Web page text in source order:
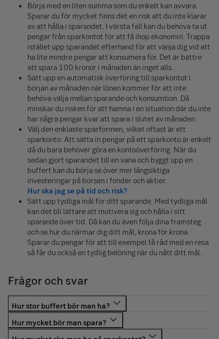
Börja med en liten summa som du enkelt kan avvara.
Sparar du för mycket finns det en risk att du inte klarar
av att hålla i sparandet. I värsta fall kan du behöva ta ut
pengar från sparkontot för att få ihop ekonomin. Trappa
istället upp sparandet efterhand för att vänja dig vid att
ha lite mindre pengar att konsumera för. Det är bättre
att spara 100 kronor i månaden än inget alls.
Sätt upp en automatisk överföring till sparkontot i
början av månaden när lönen kommer för att inte
behöva välja mellan sparande och konsumtion. Då
minskar du risken för att hamna i en situation där du inte
har några pengar kvar att spara i slutet av månaden.
Välj den enklaste sparformen, vilket oftast är ett
sparkonto. Att sätta in pengar på ett sparkonto är enkelt
då du bara behöver göra en kontoöverföring. När du
sedan gjort sparandet till en vana och byggt upp en
buffert kan du börja se över mer långsiktiga
investeringar på börsen i fonder och aktier.
Hur ska jag se på tid och risk?
Sätt upp tydliga mål för ditt sparande. Med tydliga mål
kan det bli lättare att motivera sig och hålla i sitt
sparande över tid. Då kan du även följa dina framsteg
och se hur du närmar dig ditt mål, krona för krona.
Sparar du pengar för att till exempel få råd med en resa
så får du också en tydlig belöning när du nått ditt mål.
Frågor och svar
Ungefär 1–2 månadslöner är bra att ha i
buffertsparande.
En bra tumregel för sparandet är att lägga undan 5